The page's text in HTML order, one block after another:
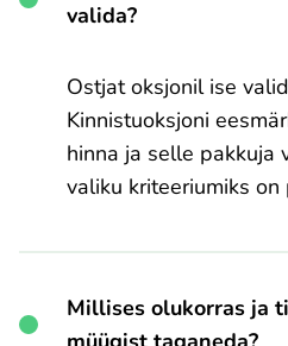
valida?
Ostjat oksjonil ise
Kinnistuoksjoni
hinna ja selle pakkuja
valiku kriteeriumiks
Millises olukorras ja